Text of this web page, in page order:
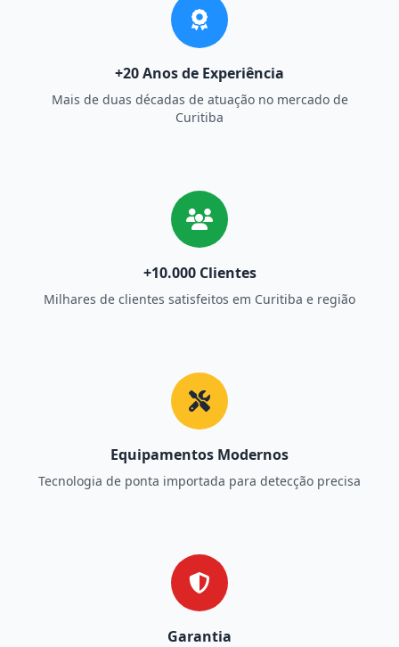
+20 Anos de Experiência
Mais de duas décadas de atuação no mercado de
Curitiba
+10.000 Clientes
Milhares de clientes satisfeitos em Curitiba e região
Equipamentos Modernos
Tecnologia de ponta importada para detecção precisa
Garantia